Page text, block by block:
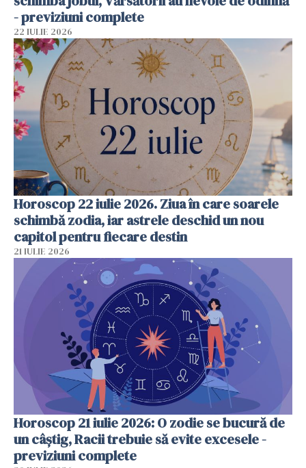
- previziuni complete
22 IULIE 2026
Horoscop 22 iulie 2026. Ziua în care soarele
schimbă zodia, iar astrele deschid un nou
capitol pentru fiecare destin
21 IULIE 2026
Horoscop 21 iulie 2026: O zodie se bucură de
un câștig, Racii trebuie să evite excesele -
previziuni complete